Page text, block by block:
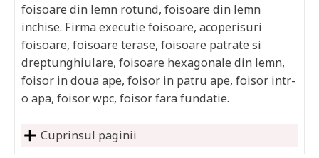
foisoare din lemn rotund, foisoare din lemn
inchise. Firma executie foisoare, acoperisuri
foisoare, foisoare terase, foisoare patrate si
dreptunghiulare, foisoare hexagonale din lemn,
foisor in doua ape, foisor in patru ape, foisor intr-
o apa, foisor wpc, foisor fara fundatie.
Cuprinsul paginii